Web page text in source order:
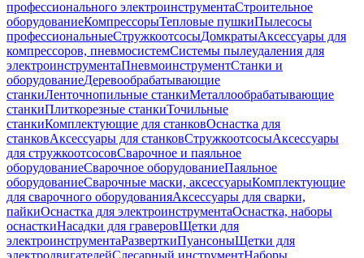
профессионального электроинструментаСтроительное
оборудованиеКомпрессорыТепловые пушкиПылесосы
профессиональныеСтружкоотсосыДомкратыАксессуары для
компрессоров, пневмосистемСистемы пылеудаления для
электроинструментаПневмоинструментСтанки и
оборудованиеДеревообрабатывающие
станкиЛенточнопильные станкиМеталлообрабатывающие
станкиПлиткорезные станкиТочильные
станкиКомплектующие для станковОснастка для
станковАксессуары для станковСтружкоотсосыАксессуары
для стружкоотсосовСварочное и паяльное
оборудованиеСварочное оборудованиеПаяльное
оборудованиеСварочные маски, аксессуарыКомплектующие
для сварочного оборудованияАксессуары для сварки,
пайкиОснастка для электроинструментаОснастка, наборы
оснасткиНасадки для граверовЩетки для
электроинструментаРазверткиПуансоныЩетки для
электродвигателейСлесарный инструментНаборы